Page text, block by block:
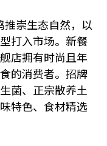
崇生态自然，以
打入市场。新餐
店拥有时尚且年
的消费者。招牌
菌、正宗散养土
特色、食材精选